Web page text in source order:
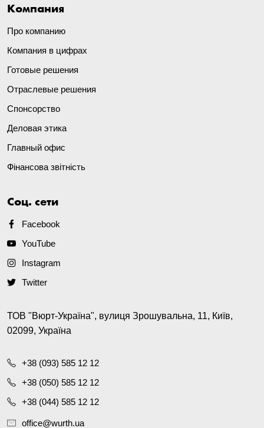
Компания
Про компанию
Компания в цифрах
Готовые решения
Отраслевые решения
Спонсорство
Деловая этика
Главный офис
Фінансова звітність
Соц. сети
Facebook
YouTube
Instagram
Twitter
ТОВ "Вюрт-Україна", вулиця Зрошувальна, 11, Київ,
02099, Україна
+38 (093) 585 12 12
+38 (050) 585 12 12
+38 (044) 585 12 12
office@wurth.ua